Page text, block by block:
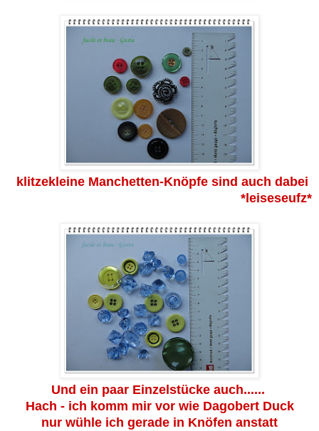
klitzekleine Manchetten-Knöpfe sind auch dabei
*leiseseufz*
Und ein paar Einzelstücke auch......
Hach - ich komm mir vor wie Dagobert Duck
nur wühle ich gerade in Knöfen anstatt